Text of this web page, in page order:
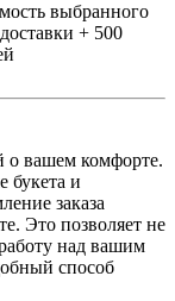
выбранного
+ 500
о вашем комфорте.
букета и
заказа
Это позволяет не
над вашим
способ